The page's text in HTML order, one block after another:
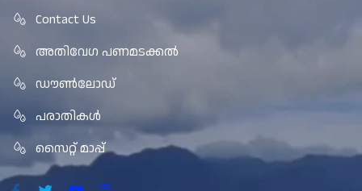
Contact Us
അതിവേഗ പണമടക്കൽ
ഡൗൺലോഡ്
പരാതികൾ
സൈറ്റ് മാപ്പ്